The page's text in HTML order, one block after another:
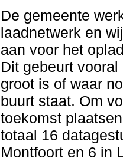
De gemeente
laadnetwerk en
aan voor het
Dit gebeurt
groot is of waar
buurt staat. Om
toekomst
totaal 16
Montfoort en 6 in